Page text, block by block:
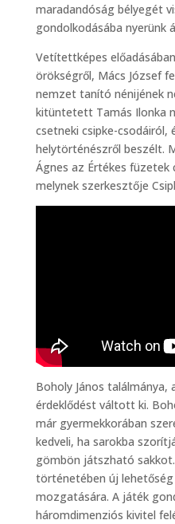
maradandóság bélyegét
gondolkodásába nyerünk
Vetítettképes
örökségről, Mács József
nemzet tanító nénijének
kitüntetett Tamás Ilonka
csetneki csipke-csodáiról,
helytörténészről beszélt.
Ágnes az Értékes füzetek
melynek szerkesztője
Boholy János találmánya,
érdeklődést váltott ki.
már gyermekkorában
kedveli, ha sarokba
gömbön játszható
történetében új
mozgatására. A játék
háromdimenziós kivitel